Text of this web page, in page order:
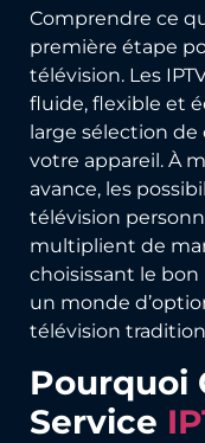
Comprendre ce
première étape
télévision. Les
fluide, flexible et
large sélection
votre appareil. À
avance, les
télévision
multiplient de
choisissant le bon
un monde
télévision
Pourquoi
Service